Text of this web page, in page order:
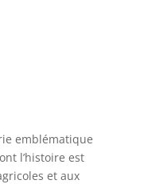
emblématique
l’histoire est
et aux